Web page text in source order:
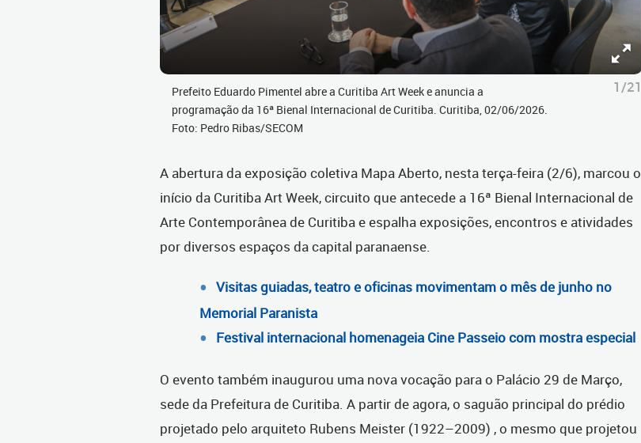
Prefeito Eduardo Pimentel abre a Curitiba Art Week e anuncia a
programação da 16ª Bienal Internacional de Curitiba. Curitiba, 02/06/2026.
Foto: Pedro Ribas/SECOM
1/21
A abertura da exposição coletiva Mapa Aberto, nesta terça-feira (2/6), marcou o
início da Curitiba Art Week, circuito que antecede a 16ª Bienal Internacional de
Arte Contemporânea de Curitiba e espalha exposições, encontros e atividades
por diversos espaços da capital paranaense.
Visitas guiadas, teatro e oficinas movimentam o mês de junho no
Memorial Paranista
Festival internacional homenageia Cine Passeio com mostra especial
O evento também inaugurou uma nova vocação para o Palácio 29 de Março,
sede da Prefeitura de Curitiba. A partir de agora, o saguão principal do prédio
projetado pelo arquiteto Rubens Meister (1922–2009) , o mesmo que projetou